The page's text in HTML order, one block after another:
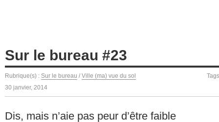
Sur le bureau #23
Rubrique(s) : Sur le bureau / Ville (ma) vue du sol
30 janvier, 2014
Dis, mais n’aie pas peur d’être faible